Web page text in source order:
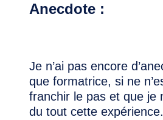
Anecdote :
Je n’ai pas encore
que formatrice, si ne
franchir le pas et que je
du tout cette